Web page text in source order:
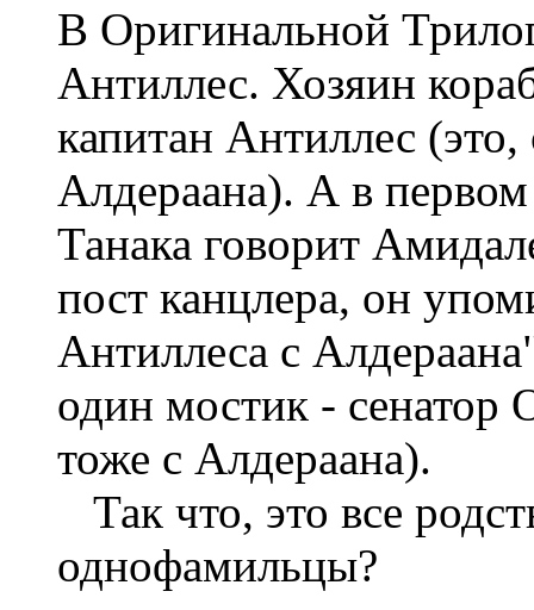
В Оригинальной
Антиллес. Хозяин
капитан Антиллес
Алдераана). А в первом
Танака говорит
пост канцлера, он
Антиллеса с
один мостик - сенатор
тоже с Алдераана).
Так что, это все
однофамильцы?